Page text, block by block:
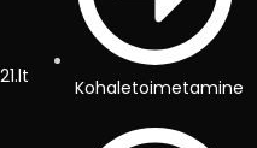
Kohaletoimetamine